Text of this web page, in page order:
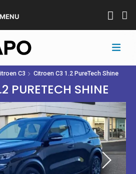
MENU
C3 Citroen C3 1.2 PureTech Shine
PURETECH SHINE